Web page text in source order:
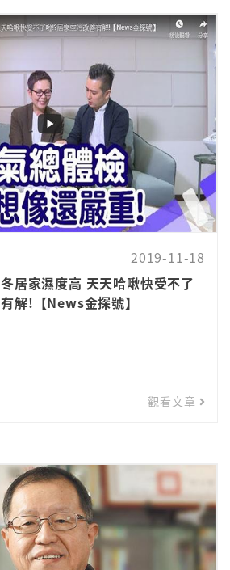
2019-11-18
居家濕度高 天天哈啾快受不了
解!【News金探號】
觀看文章